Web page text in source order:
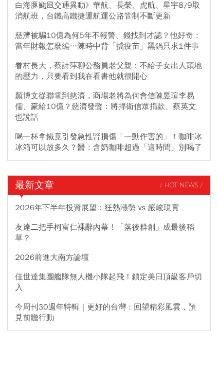
白海豚颱風交通異動》華航、長榮、虎航、星宇8/9取
消航班，台鐵高鐵捷運航運公路管制不斷更新
慈濟被騙10億為何5年不報警、錢找到才認？他好奇：
當年財報怎麼編…陳時中背「擋疫苗」黑鍋只求1件事
眷村長大，蔡詩萍聊公務員老父親：不給子女出人頭地
的壓力，只要看到我在看書他就很開心
顏博文從聯電到慈濟，商場老將為何會信陳昱瑄李易
儒、豪給10億？慈濟發聲：將捍衛信眾捐款、蔡英文
也說話
喝一杯拿鐵竟引發急性腎損傷「一動作害的」！咖啡冰
冰箱可以放多久？醫：含奶咖啡超過「這時間」別喝了
最新文章 / HOT NEWS /
2026年下半年投資展望：狂熱漲勢 vs 嚴峻現實
友達二把手柯富仁裸辭內幕！「落後群創」成最後稻
草？
2026前進大南方論壇
佳世達集團艦隊無人機小隊起飛！鎖定美日頂級客戶切
入
今周刊30週年特輯｜更好的台灣：回望精彩風雲，預
見前瞻行動